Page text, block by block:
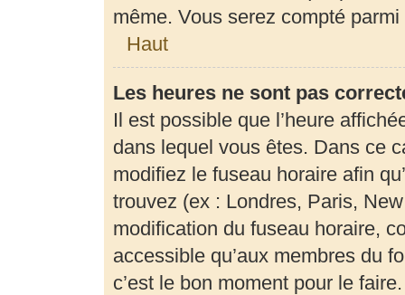
même. Vous serez compté
Haut
Les heures ne sont pas
Il est possible que l’heure
dans lequel vous êtes. Dans ce
modifiez le fuseau horaire afin
trouvez (ex : Londres, Paris,
modification du fuseau horaire,
accessible qu’aux membres du
c’est le bon moment pour le faire.